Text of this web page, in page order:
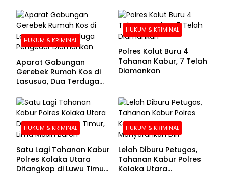
HUKUM & KRIMINAL
Aparat Gabungan
Gerebek Rumah Kos di
Lasusua, Dua Terduga
HUKUM & KRIMINAL
Polres Kolut Buru 4
Tahanan Kabur, 7 Telah
Diamankan
HUKUM & KRIMINAL
Satu Lagi Tahanan Kabur
Polres Kolaka Utara
Ditangkap di Luwu Timur,
HUKUM & KRIMINAL
Lelah Diburu Petugas,
Tahanan Kabur Polres
Kolaka Utara